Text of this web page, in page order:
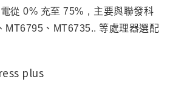
從 0% 充至 75% ， 主要與聯發科
MT6795 、MT6735.. 等處理器選配